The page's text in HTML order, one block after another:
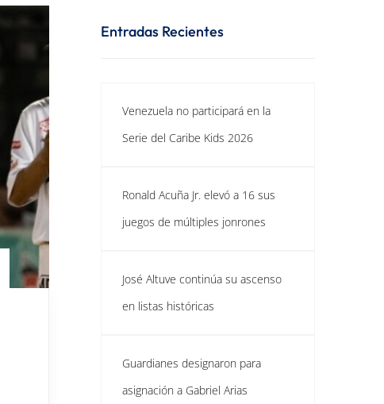
Entradas Recientes
Venezuela no participará en la
Serie del Caribe Kids 2026
Ronald Acuña Jr. elevó a 16 sus
juegos de múltiples jonrones
José Altuve continúa su ascenso
en listas históricas
Guardianes designaron para
asignación a Gabriel Arias